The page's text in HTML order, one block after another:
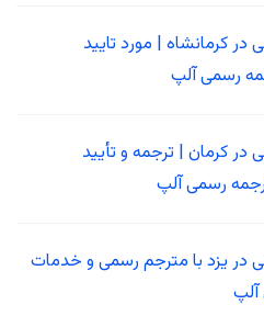
در کرمانشاه | مورد تایید
رسمی آلپ
در کرمان | ترجمه و تأیید
رسمی آلپ
در یزد با مترجم رسمی و خدمات
آلپ